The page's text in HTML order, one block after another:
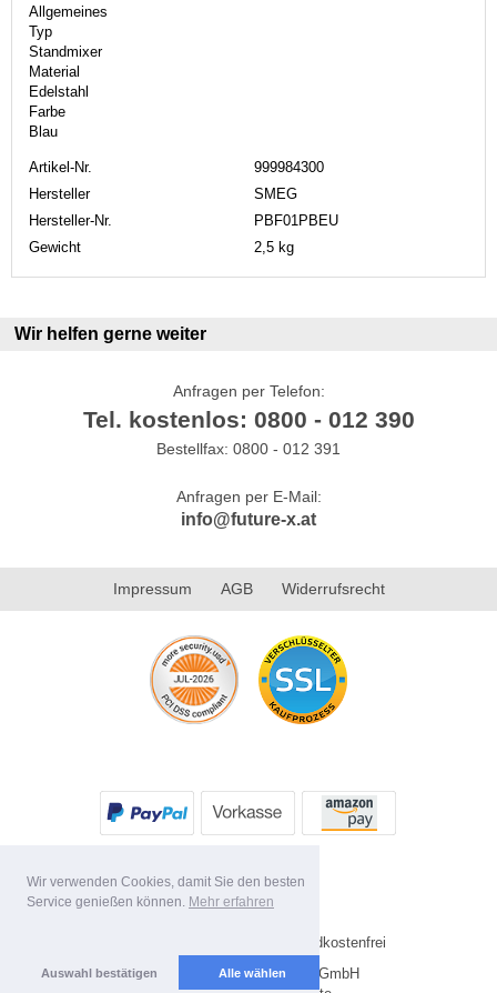
Wir verwenden Cookies, damit Sie den besten
Service genießen können. Mehr erfahren
Auswahl bestätigen Alle wählen
Allgemeines
Typ
Standmixer
Material
Edelstahl
Farbe
Blau
Artikel-Nr.
999984300
Hersteller
SMEG
Hersteller-Nr.
PBF01PBEU
Gewicht
2,5 kg
Wir helfen gerne weiter
Anfragen per Telefon:
Tel. kostenlos: 0800 - 012 390
Bestellfax: 0800 - 012 391
Anfragen per E-Mail:
info@future-x.at
Impressum AGB Widerrufsrecht
* Alle Preise inkl. MwSt. Versandkostenfrei
Copyright 2026 by Future-X GmbH